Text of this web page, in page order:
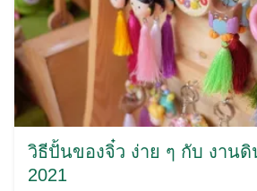
วิธีปั้นของจิ๋ว ง่าย ๆ กับ งาน
2021